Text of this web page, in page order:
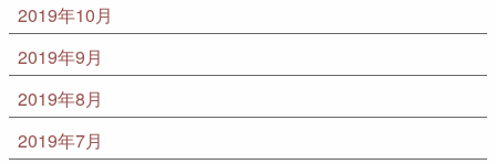
2019年10月
2019年9月
2019年8月
2019年7月